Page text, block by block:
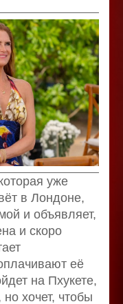
уже
в Лондоне,
и объявляет,
и скоро
её
на Пхукете,
хочет, чтобы